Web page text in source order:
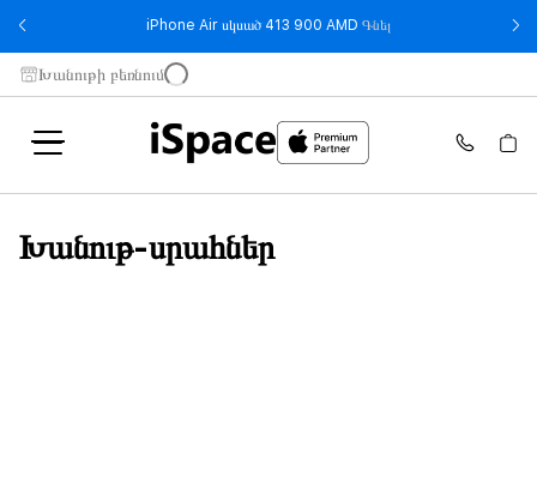
iPhone Air սկսած 413 900 AMD Գնել - iPhone Air սկսած
Խանութի բեռնում
Խանութ-սրահներ